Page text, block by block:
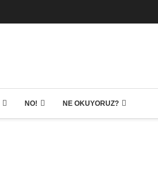
NO! NE OKUYORUZ?